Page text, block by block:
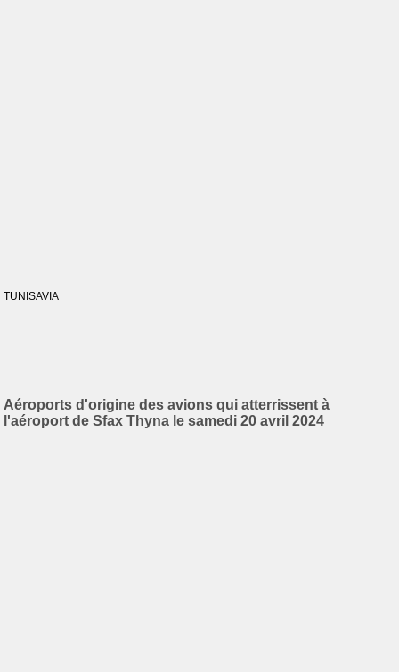
TUNISAVIA
Aéroports d'origine des avions qui atterrissent à
l'aéroport de Sfax Thyna le samedi 20 avril 2024